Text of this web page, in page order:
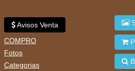
Avisos Venta
COMPRO
Fotos
Categorias